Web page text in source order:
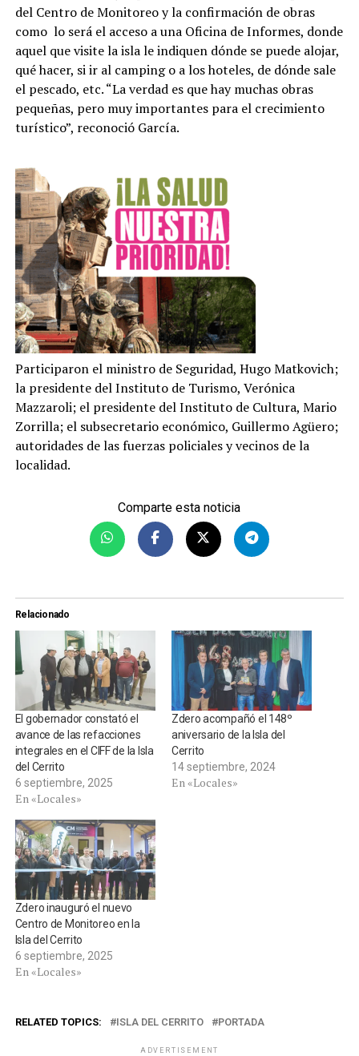
del Centro de Monitoreo y la confirmación de obras
como lo será el acceso a una Oficina de Informes, donde
aquel que visite la isla le indiquen dónde se puede alojar,
qué hacer, si ir al camping o a los hoteles, de dónde sale
el pescado, etc. “La verdad es que hay muchas obras
pequeñas, pero muy importantes para el crecimiento
turístico”, reconoció García.
Participaron el ministro de Seguridad, Hugo Matkovich;
la presidente del Instituto de Turismo, Verónica
Mazzaroli; el presidente del Instituto de Cultura, Mario
Zorrilla; el subsecretario económico, Guillermo Agüero;
autoridades de las fuerzas policiales y vecinos de la
localidad.
Comparte esta noticia
Relacionado
El gobernador constató el
avance de las refacciones
integrales en el CIFF de la Isla
del Cerrito
6 septiembre, 2025
En «Locales»
Zdero acompañó el 148º
aniversario de la Isla del
Cerrito
14 septiembre, 2024
En «Locales»
Zdero inauguró el nuevo
Centro de Monitoreo en la
Isla del Cerrito
6 septiembre, 2025
En «Locales»
RELATED TOPICS: ISLA DEL CERRITO PORTADA
ADVERTISEMENT